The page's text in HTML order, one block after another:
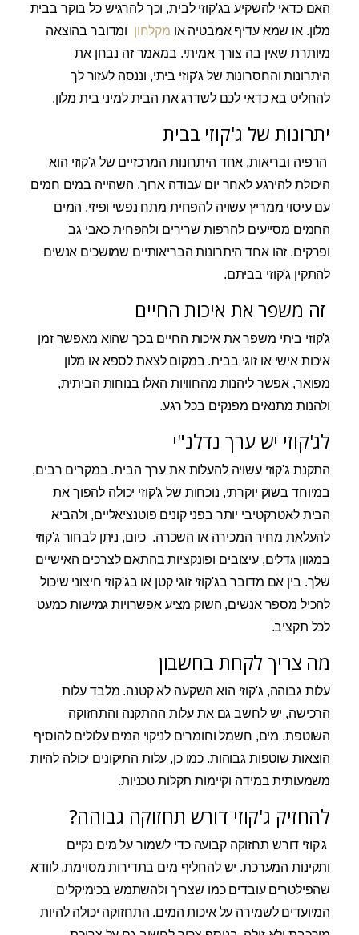
האם כדאי להשקיע בג'קוזי לבית, וכך להרגיש כל בוקר בבית
מלון. או שמא עדיף אמבטיה או מקלחון ומדובר בהוצאה
מיותרת שאין בה צורך אמיתי. במאמר זה נבחן את
היתרונות והחסרונות של ג'קוזי ביתי, וננסה לעזור לך
להחליט בא כדאי לכם לשדרג את הבית למיני בית מלון.
יתרונות של ג'קוזי בבית
הרפיה ובריאות, אחד היתרונות המרכזיים של ג'קוזי הוא
היכולת להירגע לאחר יום עבודה ארוך. השהייה במים חמים
עם עיסוי ממריץ עשויה להפחית מתח נפשי ופיזי. המים
החמים מסייעים להרפות שרירים ולהפחית כאבי גב
ופרקים. זהו אחד היתרונות הבריאותיים שמושכים אנשים
להתקין ג'קוזי בביתם.
זה משפר את איכות החיים
ג'קוזי ביתי משפר את איכות החיים בכך שהוא מאפשר זמן
איכות אישי או זוגי בבית. במקום לצאת לספא או מלון
מפואר, אפשר ליהנות מהחוויות האלו בנוחות הביתית,
ולהנות מתנאים מפנקים בכל רגע.
לג'קוזי יש ערך נדלנ"י
התקנת ג'קוזי עשויה להעלות את ערך הבית. במקרים רבים,
במיוחד בשוק יוקרתי, נוכחות של ג'קוזי יכולה להפוך את
הבית לאטרקטיבי יותר בפני קונים פוטנציאליים, ולהביא
להעלאת מחיר המכירה או השכרה. כיום, ניתן לבחור ג'קוזי
במגוון גדלים, עיצובים ופונקציות בהתאם לצרכים האישיים
שלך. בין אם מדובר בג'קוזי זוגי קטן או בג'קוזי חיצוני שיכול
להכיל מספר אנשים, השוק מציע אפשרויות גמישות כמעט
לכל תקציב.
מה צריך לקחת בחשבון
עלות גבוהה, ג'קוזי הוא השקעה לא קטנה. מלבד עלות
הרכישה, יש לחשב גם את עלות ההתקנה והתחזוקה
השוטפת. מים, חשמל וחומרים לניקוי המים עלולים להוסיף
הוצאות שוטפות גבוהות. כמו כן, עלות התיקונים יכולה להיות
משמעותית במידה וקיימות תקלות טכניות.
להחזיק ג'קוזי דורש תחזוקה גבוהה?
ג'קוזי דורש תחזוקה קבועה כדי לשמור על מים נקיים
ותקינות המערכת. יש להחליף מים בתדירות מסוימת, לוודא
שהפילטרים עובדים כמו שצריך ולהשתמש בכימיקלים
המיועדים לשמירה על איכות המים. התחזוקה יכולה להיות